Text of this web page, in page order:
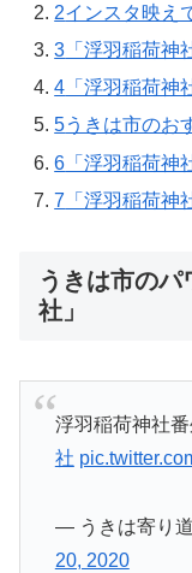
2インスタ映え
3 「浮羽稲荷神
4 「浮羽稲荷神
5うきは市のお
6 「浮羽稲荷
7 「浮羽稲荷神
うきは市の
社」
浮羽稲荷神社番
社
— うきは寄り
20, 2020